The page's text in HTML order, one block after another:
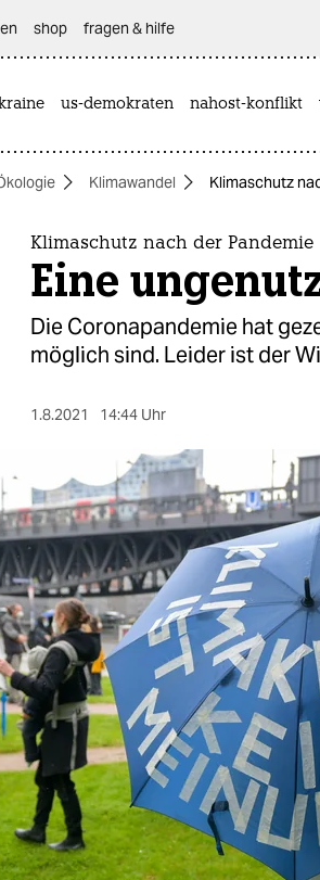
shop fragen & hilfe
us-demokraten nahost-konflikt
Klimawandel Klimaschutz
Klimaschutz nach der Pandemie
Eine
Die Coronapandemie hat
möglich sind. Leider ist der
1.8.2021 14:44 Uhr